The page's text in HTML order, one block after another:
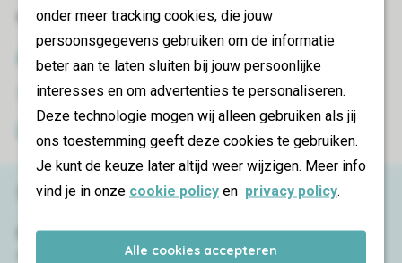
onder meer tracking cookies, die jouw
persoonsgegevens gebruiken om de informatie
beter aan te laten sluiten bij jouw persoonlijke
interesses en om advertenties te personaliseren.
Deze technologie mogen wij alleen gebruiken als jij
ons toestemming geeft deze cookies te gebruiken.
Je kunt de keuze later altijd weer wijzigen. Meer info
vind je in onze cookie policy en privacy policy.
Alle cookies accepteren
Veilig en snel online boeken
Veilige gegevensoverdracht
Service & contact
Bekijk deveelgestelde vragenof neem
contact op met hetContact Center.